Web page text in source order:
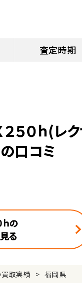
査定時期
５０ｈ(レ
口コミ
の
る
買取実績 福岡県